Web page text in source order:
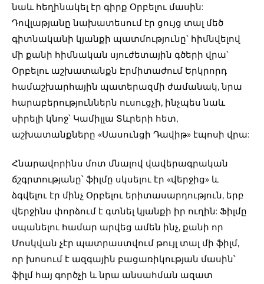
նաև հեղինակել էր գիրք Օրբելու մասին:
Դովլաթյանը նախատեսում էր ցույց տալ մեծ
գիտնականի կյանքի պատմությունը՝ հիմնվելով
մի քանի հիմնական սյուժետային գծերի վրա՝
Օրբելու աշխատանքն Էրմիտաժում Երկրորդ
համաշխարհային պատերազմի ժամանակ, նրա
հարաբերություններն ուսուցչի, ինչպես նաև
սիրելի կնոջ՝ Կամիլլա Տևրերի հետ,
աշխատանքները «Սասունցի Դավիթ» էպոսի վրա:
Հնարավորինս մոտ մնալով վավերագրական
ճշգրտությանը՝ ֆիլմը սկսելու էր «վերջից» և
ձգվելու էր մինչ Օրբելու երիտասարդություն, երբ
վերջինս փորձում է գտնել կյանքի իր ուղին: Ֆիլմը
սպանելու համար արվեց ամեն ինչ, քանի որ
Մոսկվան չէր պատրաստվում թույլ տալ մի ֆիլմ,
որ խոսում է ազգային բացառիկության մասին՝
ֆիլմ հայ գործչի և նրա անսահման ազատ